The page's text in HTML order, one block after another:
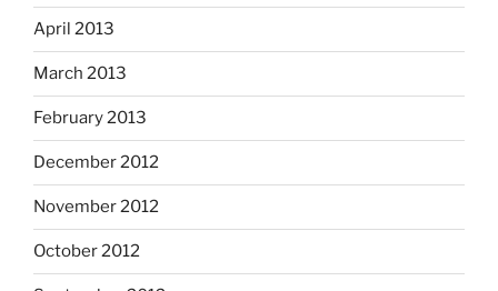
April 2013
March 2013
February 2013
December 2012
November 2012
October 2012